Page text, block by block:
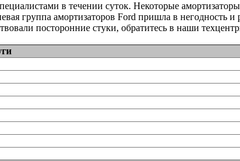
в течении суток. Некоторые
группа амортизаторов Ford пришла в негодность и
посторонние стуки, обратитесь в наши